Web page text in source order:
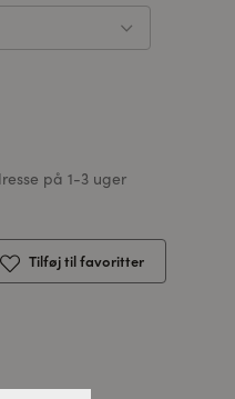
på 1-3 uger
Tilføj til favoritter